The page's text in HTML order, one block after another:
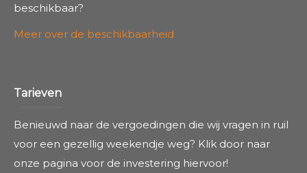
beschikbaar?
Meer over de beschikbaarheid
Tarieven
Benieuwd naar de vergoedingen die wij vragen in ruil
voor een gezellig weekendje weg? Klik door naar
onze pagina voor de investering hiervoor!